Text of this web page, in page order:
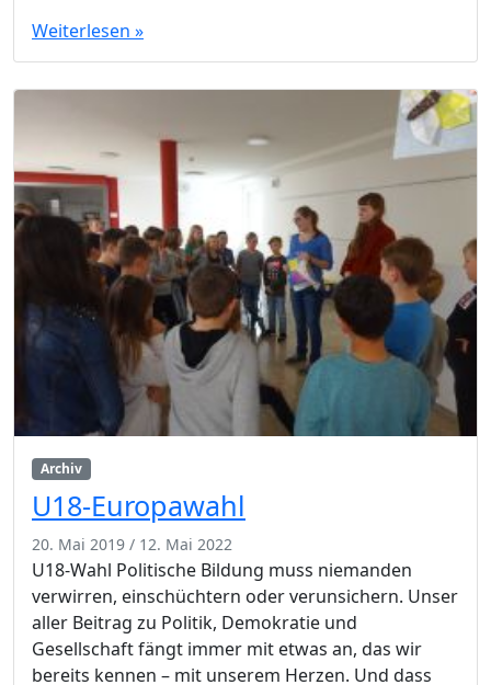
Weiterlesen »
Archiv
U18-Europawahl
20. Mai 2019 / 12. Mai 2022
U18-Wahl Politische Bildung muss niemanden
verwirren, einschüchtern oder verunsichern. Unser
aller Beitrag zu Politik, Demokratie und
Gesellschaft fängt immer mit etwas an, das wir
bereits kennen – mit unserem Herzen. Und dass